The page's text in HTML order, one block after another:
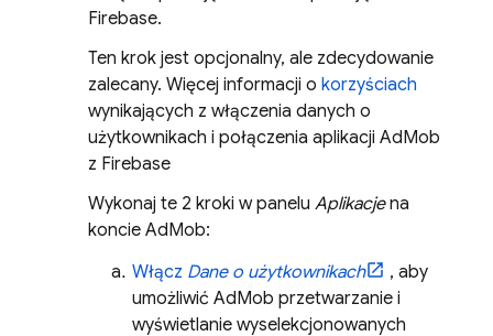
Firebase.
Ten krok jest opcjonalny, ale zdecydowanie
zalecany. Więcej informacji o korzyściach
wynikających z włączenia danych o
użytkownikach i połączenia aplikacji AdMob
z Firebase
Wykonaj te 2 kroki w panelu Aplikacjena
koncie AdMob:
Włącz Dane o użytkownikach
, aby
umożliwić AdMob przetwarzanie i
wyświetlanie wyselekcjonowanych